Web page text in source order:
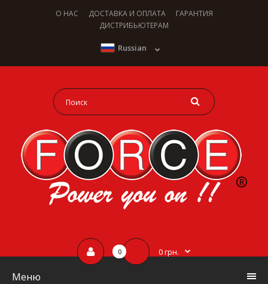
О НАС ДОСТАВКА И ОПЛАТА
ГАРАНТИЯ
ДИСТРИБЬЮТЕРАМ
Russian
0 0 грн.
Меню